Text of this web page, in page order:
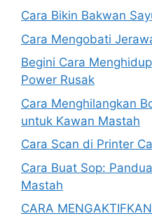
Cara Bikin Bakwan
Cara Mengobati
Begini Cara
Power Rusak
Cara Menghilangkan
untuk Kawan Mastah
Cara Scan di Printer
Cara Buat Sop:
Mastah
CARA